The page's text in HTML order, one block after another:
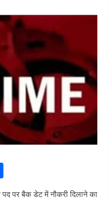
पर बैक डेट में नौकरी दिलाने का